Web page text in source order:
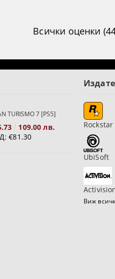
Всички оценки
TURISMO 7 [PS5]
109.00 лв.
€81.30
Rockstar
UbiSoft
Виж